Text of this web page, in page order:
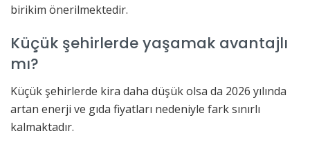
birikim önerilmektedir.
Küçük şehirlerde yaşamak avantajlı
mı?
Küçük şehirlerde kira daha düşük olsa da 2026 yılında
artan enerji ve gıda fiyatları nedeniyle fark sınırlı
kalmaktadır.